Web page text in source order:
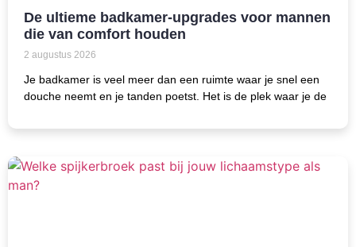
De ultieme badkamer-upgrades voor mannen
die van comfort houden
2 augustus 2026
Je badkamer is veel meer dan een ruimte waar je snel een
douche neemt en je tanden poetst. Het is de plek waar je de